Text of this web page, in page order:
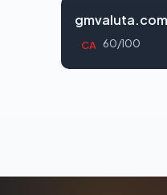
gmvaluta.com
CA 60/100